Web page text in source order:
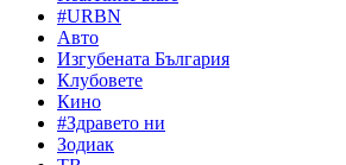
#URBN
Авто
Изгубената България
Клубовете
Кино
#Здравето ни
Зодиак